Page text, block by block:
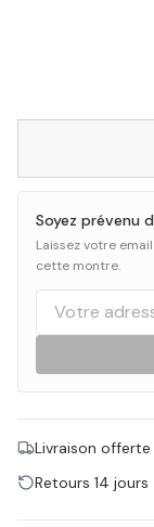
Soyez prévenu
Laissez votre
cette montre.
Livraison offerte
Retours 14 jours